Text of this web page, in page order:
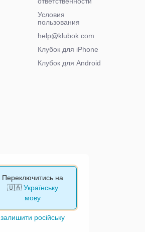
Условия
пользования
help@klubok.com
Клубок для iPhone
Клубок для Android
Переключитись на
🇺🇦 Українську
мову
залишити російську